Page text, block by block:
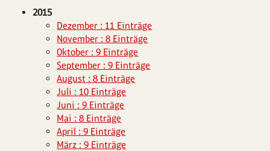
2015
Dezember : 11 Einträge
November : 8 Einträge
Oktober : 9 Einträge
September : 9 Einträge
August : 8 Einträge
Juli : 10 Einträge
Juni : 9 Einträge
Mai : 8 Einträge
April : 9 Einträge
März : 9 Einträge